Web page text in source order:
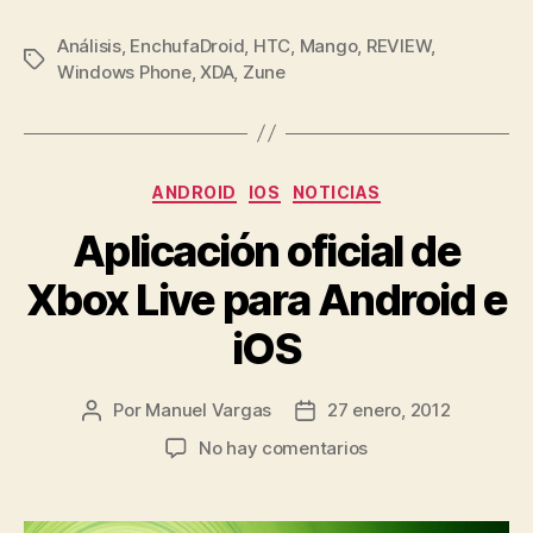
Etiquetas
Análisis, EnchufaDroid HTC Mango, REVIEW,
Windows Phone,XDA, Zune
Categorías
ANDROID IOS NOTICIAS
Aplicación oficial de
Xbox Live para Android e
iOS
Autor
Por Manuel Vargas
Fecha
de
27 enero, 2012
No hay comentariosen
de